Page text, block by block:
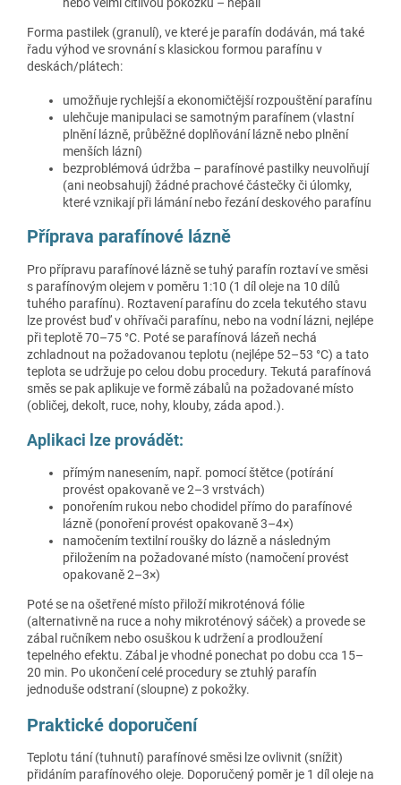
nebo velmi citlivou pokožku – nepálí
Forma pastilek (granulí), ve které je parafín dodáván, má také
řadu výhod ve srovnání s klasickou formou parafínu v
deskách/plátech:
umožňuje rychlejší a ekonomičtější rozpouštění parafínu
ulehčuje manipulaci se samotným parafínem (vlastní
plnění lázně, průběžné doplňování lázně nebo plnění
menších lázní)
bezproblémová údržba – parafínové pastilky neuvolňují
(ani neobsahují) žádné prachové částečky či úlomky,
které vznikají při lámání nebo řezání deskového parafínu
Příprava parafínové lázně
Pro přípravu parafínové lázně se tuhý parafín roztaví ve směsi
s parafínovým olejem v poměru 1:10 (1 díl oleje na 10 dílů
tuhého parafínu). Roztavení parafínu do zcela tekutého stavu
lze provést buď v ohřívači parafínu, nebo na vodní lázni, nejlépe
při teplotě 70–75 °C. Poté se parafínová lázeň nechá
zchladnout na požadovanou teplotu (nejlépe 52–53 °C) a tato
teplota se udržuje po celou dobu procedury. Tekutá parafínová
směs se pak aplikuje ve formě zábalů na požadované místo
(obličej, dekolt, ruce, nohy, klouby, záda apod.).
Aplikaci lze provádět:
přímým nanesením, např. pomocí štětce (potírání
provést opakovaně ve 2–3 vrstvách)
ponořením rukou nebo chodidel přímo do parafínové
lázně (ponoření provést opakovaně 3–4×)
namočením textilní roušky do lázně a následným
přiložením na požadované místo (namočení provést
opakovaně 2–3×)
Poté se na ošetřené místo přiloží mikroténová fólie
(alternativně na ruce a nohy mikroténový sáček) a provede se
zábal ručníkem nebo osuškou k udržení a prodloužení
tepelného efektu. Zábal je vhodné ponechat po dobu cca 15–
20 min. Po ukončení celé procedury se ztuhlý parafín
jednoduše odstraní (sloupne) z pokožky.
Praktické doporučení
Teplotu tání (tuhnutí) parafínové směsi lze ovlivnit (snížit)
přidáním parafínového oleje. Doporučený poměr je 1 díl oleje na